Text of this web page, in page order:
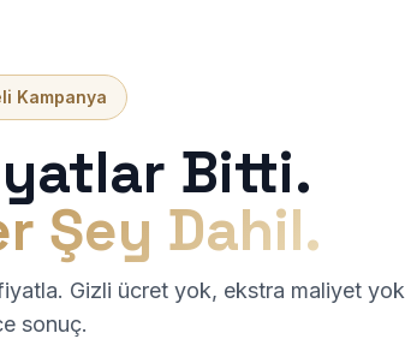
Kampanya
Bitti.
Şey Dahil.
Gizli ücret yok, ekstra maliyet yok
sonuç.